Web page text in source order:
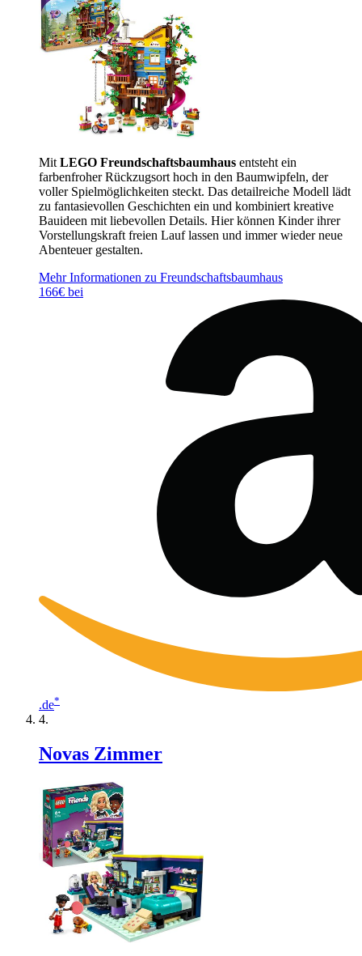
Mit LEGO Freundschaftsbaumhaus entsteht ein
farbenfroher Rückzugsort hoch in den Baumwipfeln, der
voller Spielmöglichkeiten steckt. Das detailreiche Modell lädt
zu fantasievollen Geschichten ein und kombiniert kreative
Bauideen mit liebevollen Details. Hier können Kinder ihrer
Vorstellungskraft freien Lauf lassen und immer wieder neue
Abenteuer gestalten.
Mehr Informationen zu Freundschaftsbaumhaus
166€ bei
.de*
Novas Zimmer